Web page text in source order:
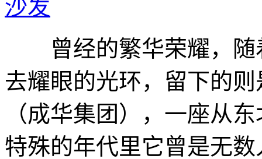
沙发
曾经的繁华荣耀，随
去耀眼的光环，留下的
（成华集团），一座从
特殊的年代里它曾是无